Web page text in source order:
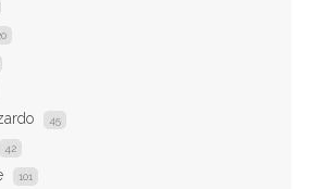
45
42
101